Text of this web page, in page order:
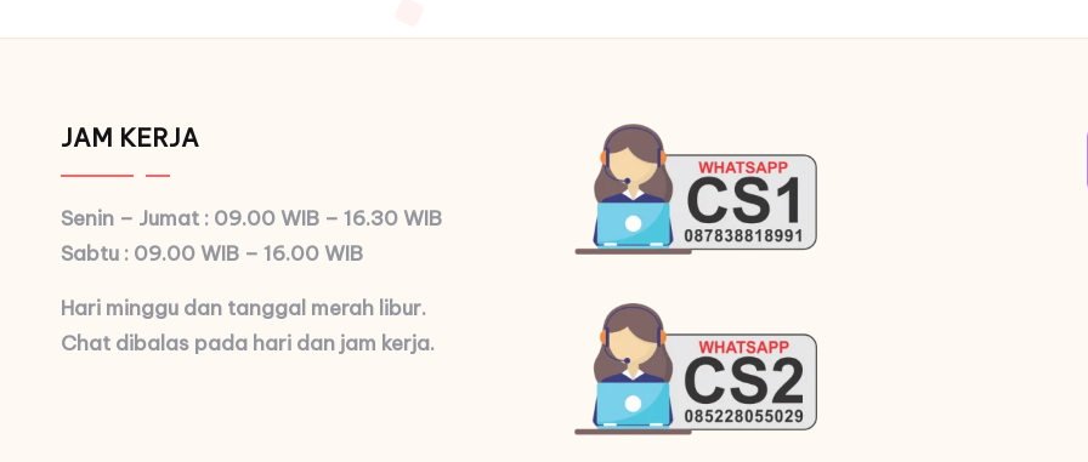
JAM KERJA
Senin – Jumat : 09.00 WIB – 16.30 WIB
Sabtu : 09.00 WIB – 16.00 WIB
Hari minggu dan tanggal merah libur.
Chat dibalas pada hari dan jam kerja.